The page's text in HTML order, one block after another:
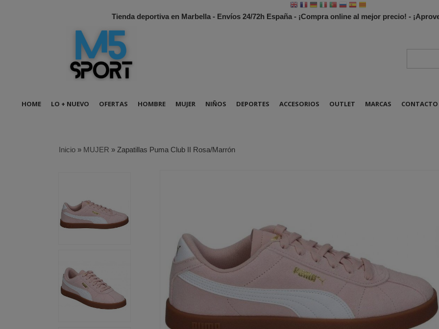
Tienda deportiva en Marbella - Envíos 24/72h España - ¡Compra online al mejor precio! -
HOME LO + NUEVO OFERTAS HOMBRE MUJER NIÑOS DEPORTES ACCESORIOS OUTLET MARCAS CONTACTO
Inicio» MUJER » Zapatillas Puma Club II Rosa/Marrón